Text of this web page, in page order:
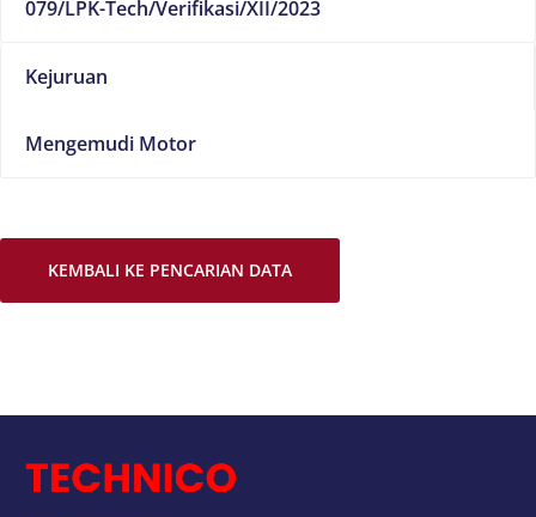
079/LPK-Tech/Verifikasi/XII/2023
Kejuruan
Mengemudi Motor
KEMBALI KE PENCARIAN DATA